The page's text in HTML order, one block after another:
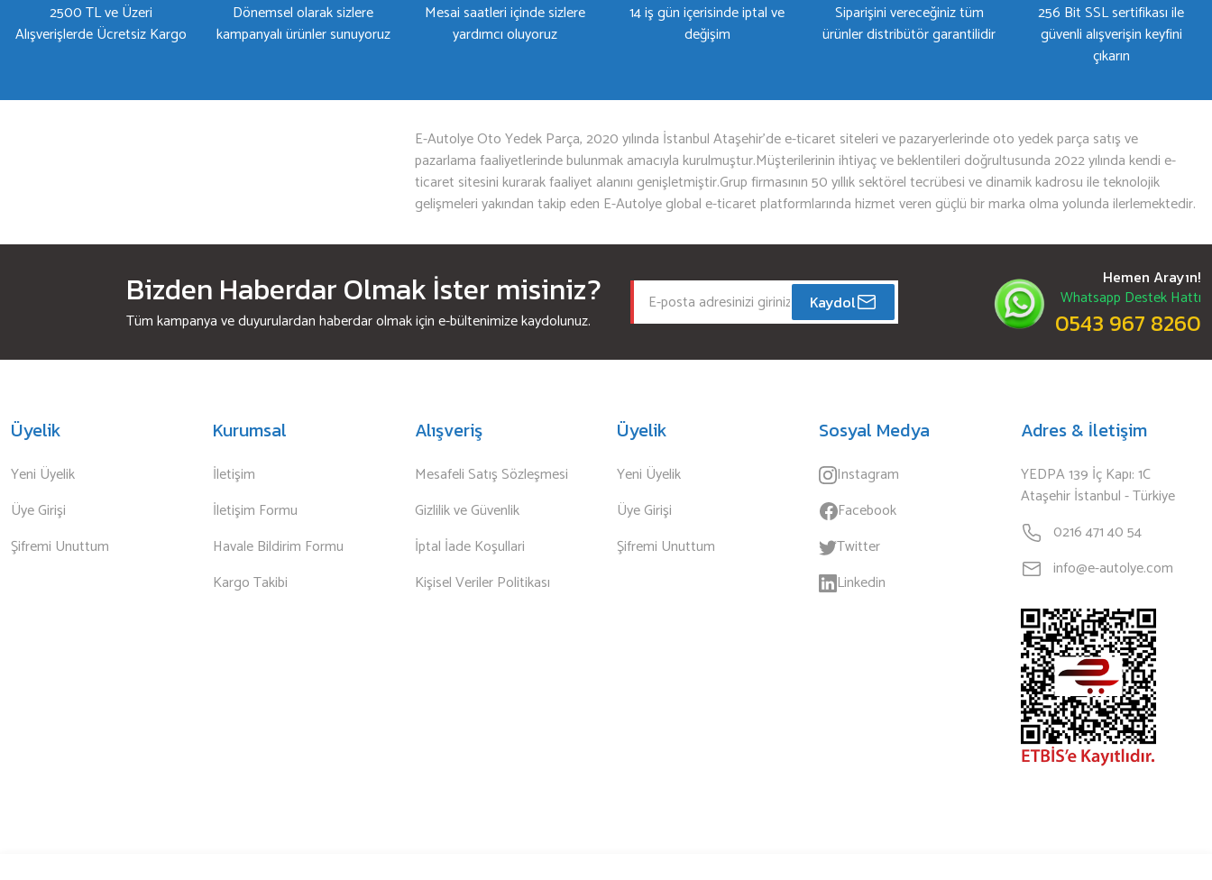
2500 TL ve Üzeri
Alışverişlerde Ücretsiz Kargo
Dönemsel olarak sizlere
kampanyalı ürünler sunuyoruz
Mesai saatleri içinde sizlere
yardımcı oluyoruz
14 iş gün içerisinde iptal ve
değişim
Siparişini vereceğiniz tüm
ürünler distribütör garantilidir
256 Bit SSL sertifikası ile
güvenli alışverişin keyfini
çıkarın
E-Autolye Oto Yedek Parça, 2020 yılında İstanbul Ataşehir’de e-ticaret siteleri ve pazaryerlerinde oto yedek parça satış ve
pazarlama faaliyetlerinde bulunmak amacıyla kurulmuştur.Müşterilerinin ihtiyaç ve beklentileri doğrultusunda 2022 yılında kendi e-
ticaret sitesini kurarak faaliyet alanını genişletmiştir.Grup firmasının 50 yıllık sektörel tecrübesi ve dinamik kadrosu ile teknolojik
gelişmeleri yakından takip eden E-Autolye global e-ticaret platformlarında hizmet veren güçlü bir marka olma yolunda ilerlemektedir.
Bizden Haberdar Olmak İster misiniz?
Tüm kampanya ve duyurulardan haberdar olmak için e-bültenimize kaydolunuz.
Kaydol
Hemen Arayın!
Whatsapp Destek Hattı
0543 967 8260
Üyelik
Yeni Üyelik
Üye Girişi
Şifremi Unuttum
Kurumsal
İletişim
İletişim Formu
Havale Bildirim Formu
Kargo Takibi
Alışveriş
Mesafeli Satış Sözleşmesi
Gizlilik ve Güvenlik
İptal İade Koşullari
Kişisel Veriler Politikası
Üyelik
Yeni Üyelik
Üye Girişi
Şifremi Unuttum
Sosyal Medya
Instagram
Facebook
Twitter
Linkedin
Adres & İletişim
YEDPA 139 İç Kapı: 1C
Ataşehir İstanbul - Türkiye
0216 471 40 54
info@e-autolye.com